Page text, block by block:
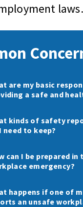
laws.
are my basic
a safe and
kinds of safety
need to keep?
can I be prepared in
emergency?
happens if one of
an unsafe